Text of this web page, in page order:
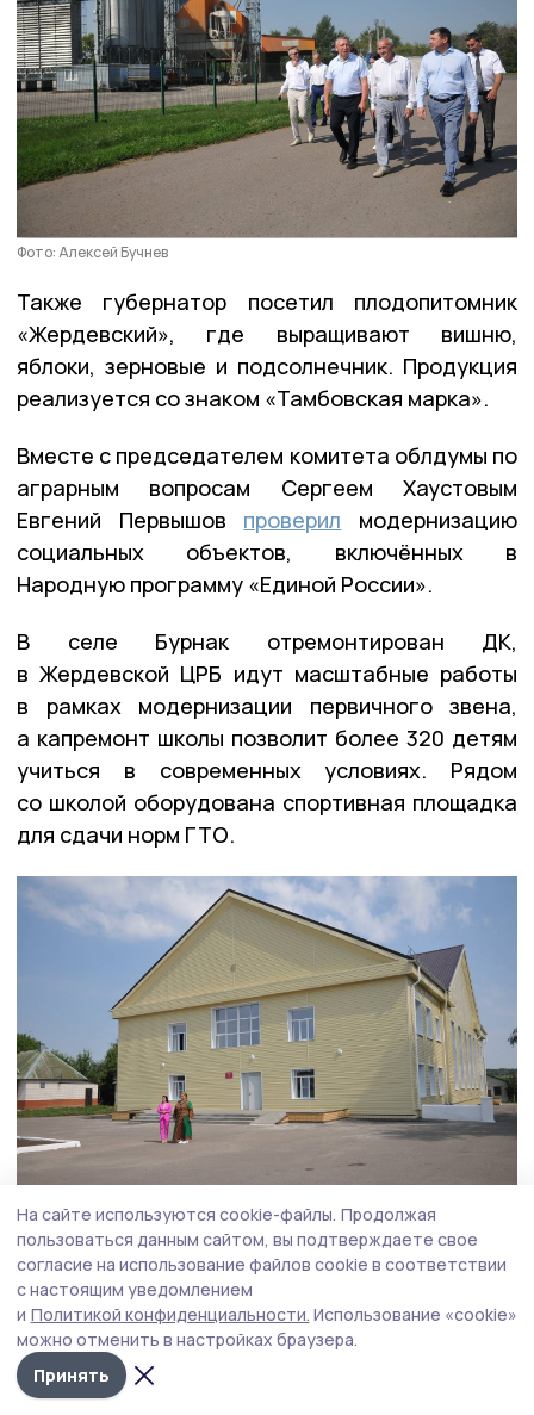
Фото: Алексей Бучнев
Также губернатор посетил плодопитомник
«Жердевский», где выращивают вишню,
яблоки, зерновые и подсолнечник. Продукция
реализуется со знаком «Тамбовская марка».
Вместе с председателем комитета облдумы по
аграрным вопросам Сергеем Хаустовым
Евгений Первышов проверил модернизацию
социальных объектов, включённых в
Народную программу «Единой России».
В селе Бурнак отремонтирован ДК,
в Жердевской ЦРБ идут масштабные работы
в рамках модернизации первичного звена,
а капремонт школы позволит более 320 детям
учиться в современных условиях. Рядом
со школой оборудована спортивная площадка
для сдачи норм ГТО.
Фото: Алексей Бучнев
Губернатор проверил и исполнение поручения
по капремонту крыши на улице Советской
в Жердевке. Подрядчик выполнил работы
в полном объёме и раньше обещанного срока.
На сайте используются cookie-файлы. Продолжая
пользоваться данным сайтом, вы подтверждаете свое
согласие на использование файлов cookie в соответствии
с настоящим уведомлением
и Политикой конфиденциальности. Использование «cookie»
можно отменить в настройках браузера.
Принять